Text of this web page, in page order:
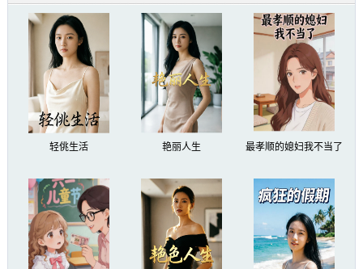
元祯十年，深秋。
相国府，书房内。
案几上烛火闪烁，白明微看着手中沾满鲜血
的十一封信，双手颤/抖。
“报！相府嫡长子白伯远阵亡。”
“报！相府嫡次子白仲远阵亡。”
轻佻生活 艳丽人生 最孝顺的媳妇我不当了